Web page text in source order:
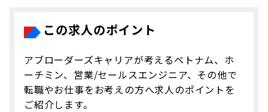
この求人のポイント
アブローダーズキャリアが考えるベトナム、ホ
ーチミン、営業/セールスエンジニア、その他で
転職やお仕事をお考えの方へ求人のポイントを
ご紹介します。